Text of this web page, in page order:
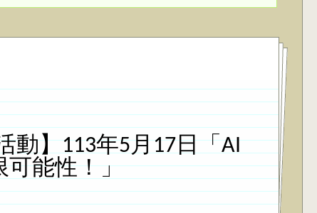
動】113年5月17日「AI
可能性！」